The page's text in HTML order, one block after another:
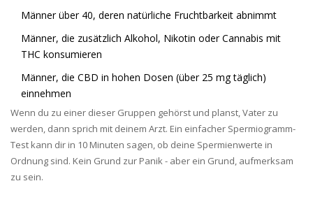
Männer über 40, deren natürliche Fruchtbarkeit abnimmt
Männer, die zusätzlich Alkohol, Nikotin oder Cannabis mit
THC konsumieren
Männer, die CBD in hohen Dosen (über 25 mg täglich)
einnehmen
Wenn du zu einer dieser Gruppen gehörst und planst, Vater zu
werden, dann sprich mit deinem Arzt. Ein einfacher Spermiogramm-
Test kann dir in 10 Minuten sagen, ob deine Spermienwerte in
Ordnung sind. Kein Grund zur Panik - aber ein Grund, aufmerksam
zu sein.